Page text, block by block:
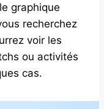
graphique
recherchez
voir les
ou activités
cas.